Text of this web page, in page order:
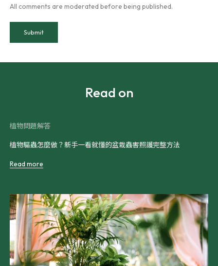
All comments are moderated before being published.
Submit
Read on
植物問題解答
植物驅蟲怎麼做？新手一看就懂的盆栽蟲害照護完整方法
Read more